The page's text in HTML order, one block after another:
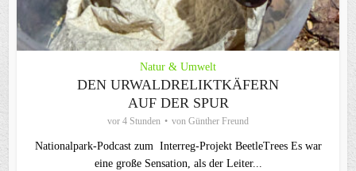
Natur & Umwelt
DEN URWALDRELIKTKÄFERN
AUF DER SPUR
vor 4 Stunden von Günther Freund
Nationalpark-Podcast zum Interreg-Projekt BeetleTrees Es war
eine große Sensation, als der Leiter...